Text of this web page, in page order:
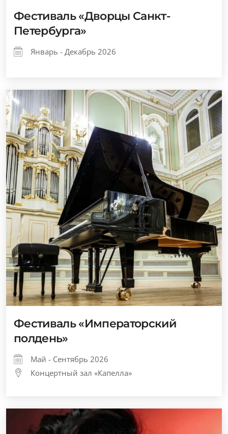
Фестиваль «Дворцы Санкт-
Петербурга»
Январь - Декабрь 2026
Фестиваль «Императорский
полдень»
Май - Сентябрь 2026
Концертный зал «Капелла»